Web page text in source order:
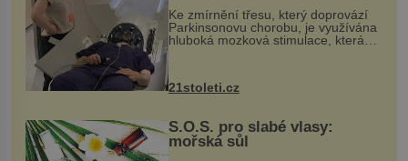
Ke zmírnění třesu, který doprovází
Parkinsonovu chorobu, je využívána
hluboká mozková stimulace, která
však vyžaduje vysoce invazivní
zákrok. Ultrazvuk zase není vhodný
k dostatečně přesnému zacílení ...
21stoleti.cz
S.O.S. pro slabé vlasy:
mořská sůl